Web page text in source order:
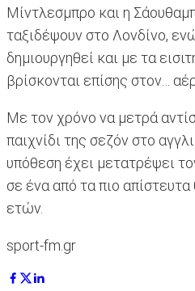
Μίντλεσμπρο και η
ταξιδέψουν στο Λονδίνο,
δημιουργηθεί και με τα
βρίσκονται επίσης στον…
Με τον χρόνο να μετρά
παιχνίδι της σεζόν στο
υπόθεση έχει μετατρέψει
σε ένα από τα πιο
ετών.
sport-fm.gr